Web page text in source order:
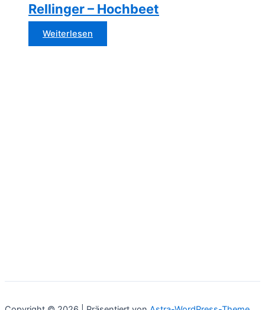
Rellinger – Hochbeet
Weiterlesen